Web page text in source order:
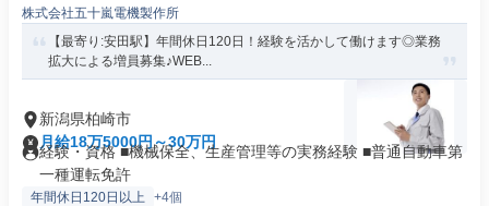
株式会社五十嵐電機製作所
【最寄り:安田駅】年間休日120日！経験を活かして働けます◎業務
拡大による増員募集♪WEB...
新潟県柏崎市
月給18万5000円～30万円
経験・資格 ■機械保全、生産管理等の実務経験 ■普通自動車第
一種運転免許
年間休日120日以上 +4個